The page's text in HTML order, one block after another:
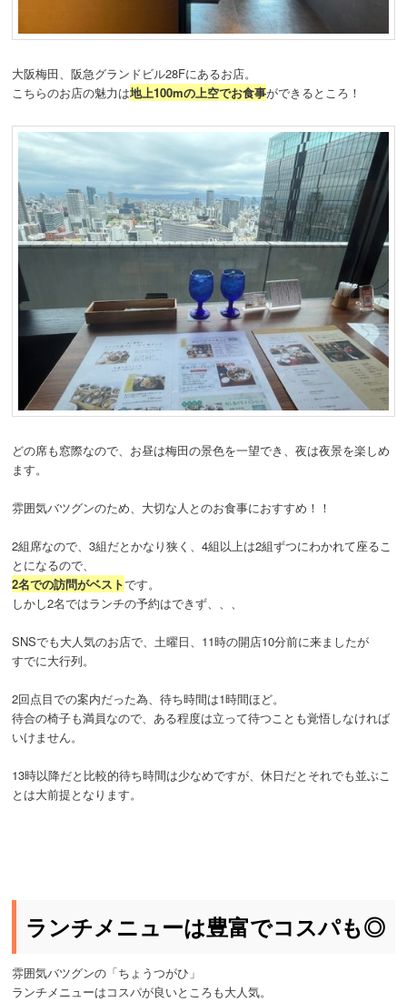
大阪梅田、阪急グランドビル28Fにあるお店。
こちらのお店の魅力は地上100mの上空でお食事ができるところ！
どの席も窓際なので、お昼は梅田の景色を一望でき、夜は夜景を楽しめ
ます。
雰囲気バツグンのため、大切な人とのお食事におすすめ！！
2組席なので、3組だとかなり狭く、4組以上は2組ずつにわかれて座るこ
とになるので、
2名での訪問がベストです。
しかし2名ではランチの予約はできず、、、
SNSでも大人気のお店で、土曜日、11時の開店10分前に来ましたが
すでに大行列。
2回点目での案内だった為、待ち時間は1時間ほど。
待合の椅子も満員なので、ある程度は立って待つことも覚悟しなければ
いけません。
13時以降だと比較的待ち時間は少なめですが、休日だとそれでも並ぶこ
とは大前提となります。
ランチメニューは豊富でコスパも◎
雰囲気バツグンの「ちょうつがひ」
ランチメニューはコスパが良いところも大人気。